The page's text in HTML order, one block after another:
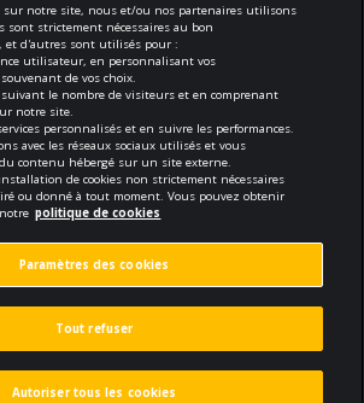
Conformité
générales d'utilisation
Sécurité et confidentialité
Politique de cookies
des données personnelles
Paramètres des cookies
Réalisé par void.fr
et Recherche
sur notre site, nous et/ou nos partenaires utilisons
sont strictement nécessaires au bon
et d'autres sont utilisés pour :
utilisateur, en personnalisant vos
de vos choix.
suivant le nombre de visiteurs et en comprenant
notre site.
personnalisés et en suivre les performances.
avec les réseaux sociaux utilisés et vous
contenu hébergé sur un site externe.
de cookies non strictement nécessaires
ou donné à tout moment. Vous pouvez obtenir
politique de cookies
Paramètres des cookies
Tout refuser
Autoriser tous les cookies